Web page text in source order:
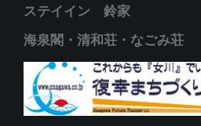
ステイイン 鈴家
海泉閣・清和荘・なごみ荘